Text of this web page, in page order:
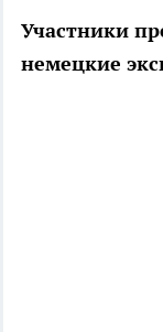
Участники
немецкие